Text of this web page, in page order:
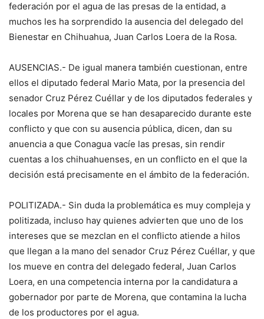
federación por el agua de las presas de la entidad, a
muchos les ha sorprendido la ausencia del delegado del
Bienestar en Chihuahua, Juan Carlos Loera de la Rosa.
AUSENCIAS.- De igual manera también cuestionan, entre
ellos el diputado federal Mario Mata, por la presencia del
senador Cruz Pérez Cuéllar y de los diputados federales y
locales por Morena que se han desaparecido durante este
conflicto y que con su ausencia pública, dicen, dan su
anuencia a que Conagua vacíe las presas, sin rendir
cuentas a los chihuahuenses, en un conflicto en el que la
decisión está precisamente en el ámbito de la federación.
POLITIZADA.- Sin duda la problemática es muy compleja y
politizada, incluso hay quienes advierten que uno de los
intereses que se mezclan en el conflicto atiende a hilos
que llegan a la mano del senador Cruz Pérez Cuéllar, y que
los mueve en contra del delegado federal, Juan Carlos
Loera, en una competencia interna por la candidatura a
gobernador por parte de Morena, que contamina la lucha
de los productores por el agua.